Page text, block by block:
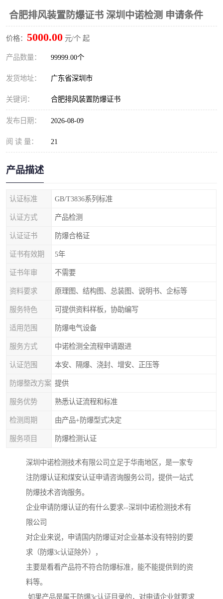
合肥排风装置防爆证书 深圳中诺检测 申请条件
价格： 5000.00 元/个 起
产品数量： 99999.00个
发货地址： 广东省深圳市
关键词： 合肥排风装置防爆证书
发布日期： 2026-08-09
阅 读 量： 21
产品描述
认证标准 GB/T3836系列标准
认证方式 产品检测
认证证书 防爆合格证
证书有效期 5年
证书年审 不需要
资料要求 原理图、结构图、总装图、说明书、企标等
服务特色 可提供资料样板，协助编写
适用范围 防爆电气设备
服务方式 中诺检测全流程申请跟进
认证范围 本安、隔爆、浇封、增安、正压等
防爆整改方案 提供
服务优势 熟悉认证流程和标准
检测周期 由产品+防爆型式决定
服务项目 防爆检测认证
深圳中诺检测技术有限公司立足于华南地区，是一家专
注防爆认证和煤安认证申请咨询服务公司，提供一站式
防爆技术咨询服务。
企业申请防爆认证的有什么要求--深圳中诺检测技术有
限公司
对企业来说，申请国内防爆证对企业基本没有特别的要
求（防爆3c认证除外），
主要是看看产品符不符合防爆标准，能不能提供到的资
料等。
如果产品是属于防爆3c认证目录的，对申请企业就要求